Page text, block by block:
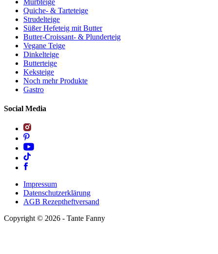
Quiche- & Tarteteige
Strudelteige
Süßer Hefeteig mit Butter
Butter-Croissant- & Plunderteig
Vegane Teige
Dinkelteige
Butterteige
Keksteige
Noch mehr Produkte
Gastro
Social Media
Impressum
Datenschutzerklärung
AGB Rezeptheftversand
Copyright © 2026 - Tante Fanny